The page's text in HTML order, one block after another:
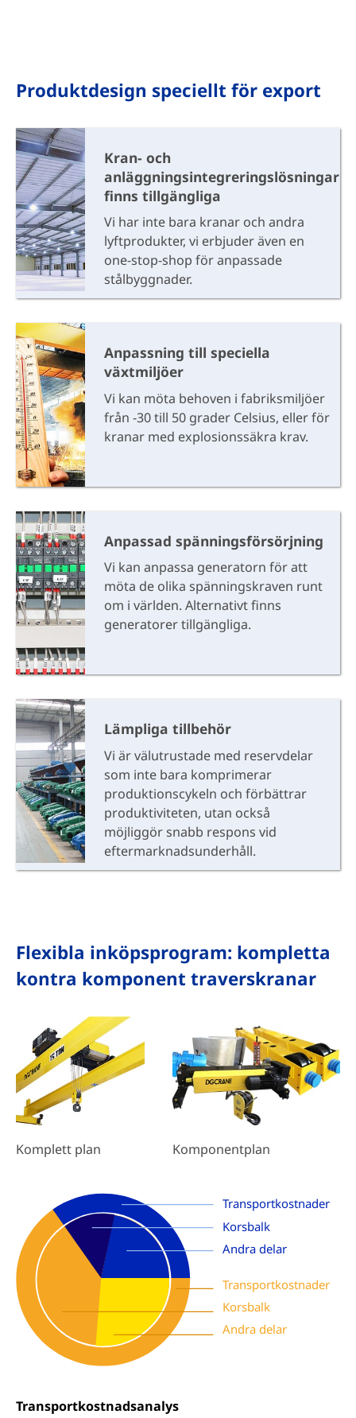
Produktdesign speciellt för export
Kran- och
anläggningsintegreringslösningar
finns tillgängliga
Vi har inte bara kranar och andra
lyftprodukter, vi erbjuder även en
one-stop-shop för anpassade
stålbyggnader.
Anpassning till speciella
växtmiljöer
Vi kan möta behoven i fabriksmiljöer
från -30 till 50 grader Celsius, eller för
kranar med explosionssäkra krav.
Anpassad spänningsförsörjning
Vi kan anpassa generatorn för att
möta de olika spänningskraven runt
om i världen. Alternativt finns
generatorer tillgängliga.
Lämpliga tillbehör
Vi är välutrustade med reservdelar
som inte bara komprimerar
produktionscykeln och förbättrar
produktiviteten, utan också
möjliggör snabb respons vid
eftermarknadsunderhåll.
Flexibla inköpsprogram: kompletta
kontra komponent traverskranar
Komplett plan Komponentplan
Transportkostnader
Korsbalk
Andra delar
Transportkostnader
Korsbalk
Andra delar
Transportkostnadsanalys